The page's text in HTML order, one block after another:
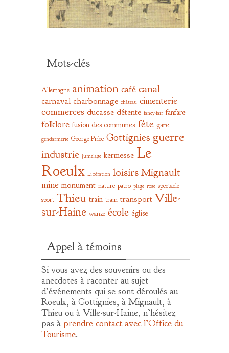
Mots-clés
Allemagne animation café canal
carnaval charbonnage château cimenterie
commerces ducasse détente fancy-fair fanfare
folklore fusion des communes fête gare
gendarmerie George Price Gottignies guerre
industrie jumelage kermesse Le
Roeulx Libération loisirs Mignault
mine monument nature patro plage rose spectacle
sport Thieu train tram transport Ville-
sur-Haine wanze école église
Appel à témoins
Si vous avez des souvenirs ou des
anecdotes à raconter au sujet
d’événements qui se sont déroulés au
Roeulx, à Gottignies, à Mignault, à
Thieu ou à Ville-sur-Haine, n’hésitez
pas à prendre contact avec l’Office du
Tourisme.